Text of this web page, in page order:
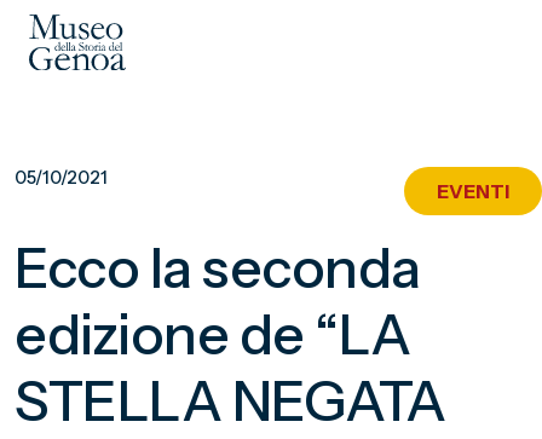
05/10/2021
EVENTI
Ecco la seconda
edizione de “LA
STELLA NEGATA